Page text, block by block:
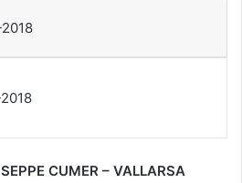
CUMER – VALLARSA